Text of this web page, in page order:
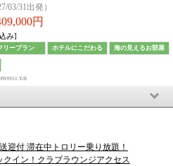
03/31出発）
円
み]
リープラン ホテルにこだわる 海の見えるお部屋
Y-D
迎付 滞在中トロリー乗り放題！
クイン！クラブラウンジアクセス